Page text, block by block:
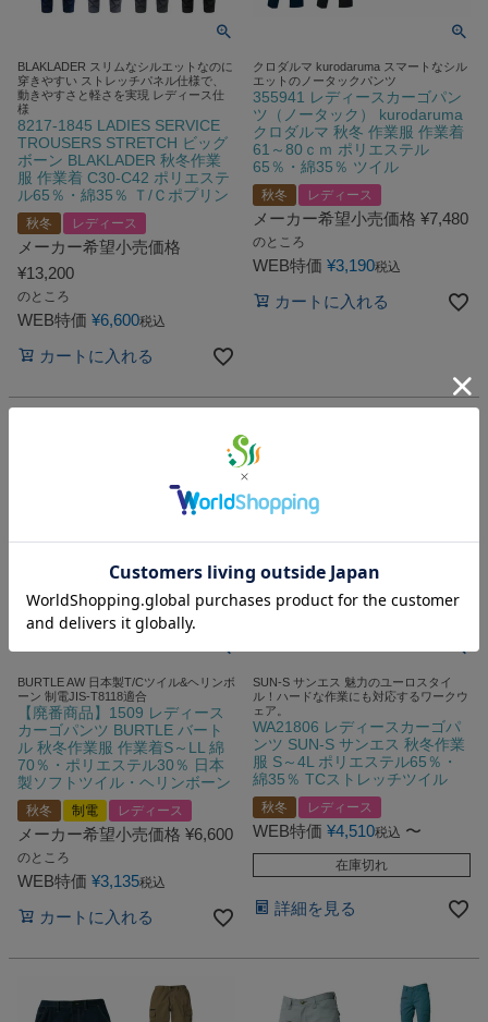
BLAKLADER スリムなシルエットなのに
穿きやすい ストレッチパネル仕様で、
動きやすさと軽さを実現 レディース仕
様
8217-1845 LADIES SERVICE
TROUSERS STRETCH ビッグ
ボーン BLAKLADER 秋冬作業
服 作業着 C30-C42 ポリエステ
ル65％・綿35％ Ｔ/Ｃポプリン
秋冬 レディース
メーカー希望小売価格
¥13,200
のところ
WEB特価 ¥6,600税込
カートに入れる
クロダルマ kurodaruma スマートなシル
エットのノータックパンツ
355941 レディースカーゴパン
ツ（ノータック） kurodaruma
クロダルマ 秋冬 作業服 作業着
61～80ｃｍ ポリエステル
65％・綿35％ ツイル
秋冬 レディース
メーカー希望小売価格 ¥7,480
のところ
WEB特価 ¥3,190税込
カートに入れる
BURTLE AW 日本製T/Cツイル&ヘリンボ
ーン 制電JIS-T8118適合
【廃番商品】1509 レディース
カーゴパンツ BURTLE バート
ル 秋冬作業服 作業着S～LL 綿
70％・ポリエステル30％ 日本
製ソフトツイル・ヘリンボーン
秋冬 制電 レディース
メーカー希望小売価格 ¥6,600
のところ
WEB特価 ¥3,135税込
カートに入れる
SUN-S サンエス 魅力のユーロスタイ
ル！ハードな作業にも対応するワークウ
ェア。
WA21806 レディースカーゴパ
ンツ SUN-S サンエス 秋冬作業
服 S～4L ポリエステル65％・
綿35％ TCストレッチツイル
秋冬 レディース
WEB特価 ¥4,510税込 〜
在庫切れ
詳細を見る